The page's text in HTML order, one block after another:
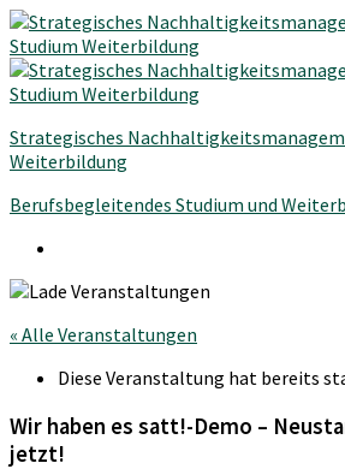
Strategisches
Weiterbildung
Berufsbegleitendes Studium und
« Alle Veranstaltungen
Diese Veranstaltung hat bereits
Wir haben es satt!-Demo –
jetzt!